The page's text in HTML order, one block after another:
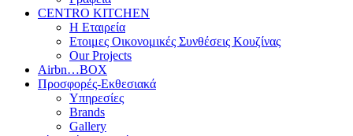
CENTRO KITCHEN
Η Εταιρεία
Ετοιμες Οικονομικές Συνθέσεις Κουζίνας
Our Projects
Airbn…BOX
Προσφορές-Εκθεσιακά
Υπηρεσίες
Brands
Gallery